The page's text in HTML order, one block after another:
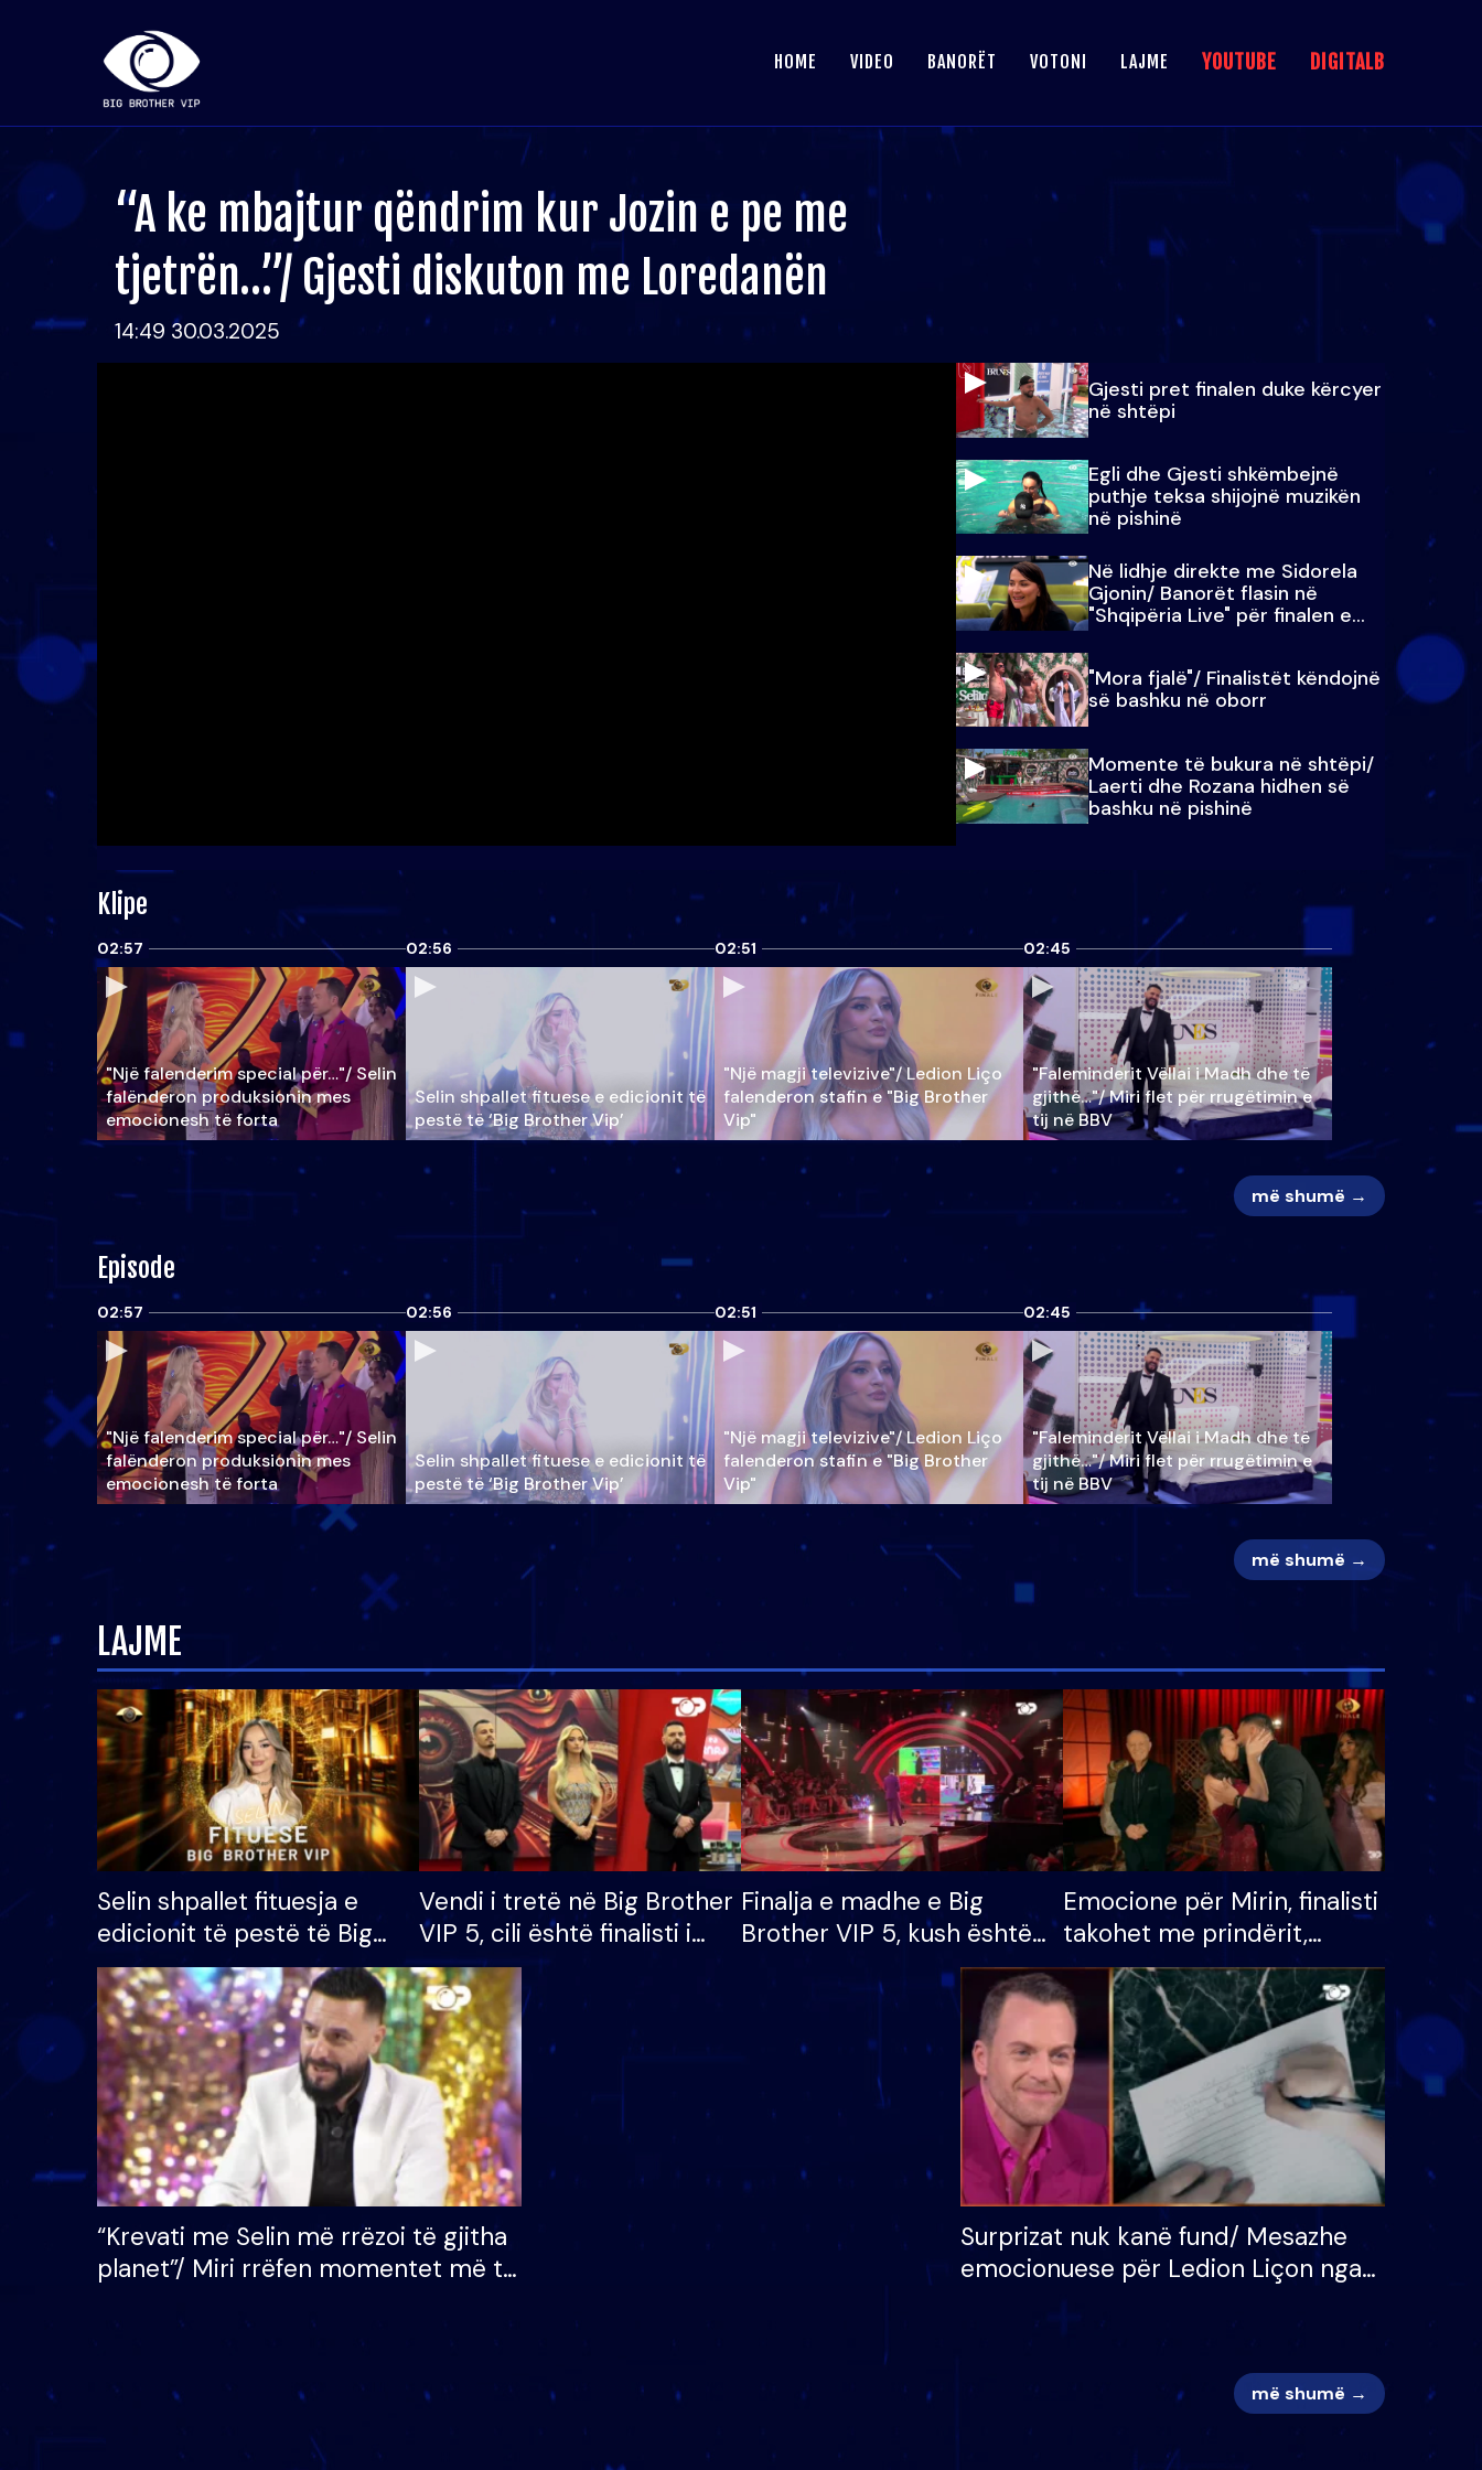
HOME VIDEO BANORËT VOTONI LAJME YOUTUBE DIGITALB
“A ke mbajtur qëndrim kur Jozin e pe me
tjetrën…”/ Gjesti diskuton me Loredanën
14:49 30.03.2025
Gjesti pret finalen duke kërcyer
në shtëpi
Egli dhe Gjesti shkëmbejnë
puthje teksa shijojnë muzikën
në pishinë
Në lidhje direkte me Sidorela
Gjonin/ Banorët flasin në
"Shqipëria Live" për finalen e
madhe
"Mora fjalë"/ Finalistët këndojnë
së bashku në oborr
Momente të bukura në shtëpi/
Laerti dhe Rozana hidhen së
bashku në pishinë
Klipe
02:57
"Një falenderim special për…"/ Selin
falënderon produksionin mes
emocionesh të forta
02:56
Selin shpallet fituese e edicionit të
pestë të ‘Big Brother Vip’
02:51
"Një magji televizive"/ Ledion Liço
falenderon stafin e "Big Brother
Vip"
02:45
"Faleminderit Vëllai i Madh dhe të
gjithë…"/ Miri flet për rrugëtimin e
tij në BBV
më shumë →
Episode
02:57
"Një falenderim special për…"/ Selin
falënderon produksionin mes
emocionesh të forta
02:56
Selin shpallet fituese e edicionit të
pestë të ‘Big Brother Vip’
02:51
"Një magji televizive"/ Ledion Liço
falenderon stafin e "Big Brother
Vip"
02:45
"Faleminderit Vëllai i Madh dhe të
gjithë…"/ Miri flet për rrugëtimin e
tij në BBV
më shumë →
LAJME
Selin shpallet fituesja e
edicionit të pestë të Big
Brother VIP, rrëmben
çmimin e madh prej 100
mijë eurosh
Vendi i tretë në Big Brother
VIP 5, cili është finalisti i
radhës që lë shtëpinë
Finalja e madhe e Big
Brother VIP 5, kush është
banori i parë që lë shtëpinë
dhe humb mundësinë për
të fituar çmimin e madh
Emocione për Mirin, finalisti
takohet me prindërit,
vajzën dhe bashkëshorten:
S’kemi ndonjë letër divorci
apo jo?
“Krevati me Selin më rrëzoi të gjitha
planet”/ Miri rrëfen momentet më të
mungojë zilja e mëngjesit kur…
Surprizat nuk kanë fund/ Mesazhe
emocionuese për Ledion Liçon nga
më shumë →